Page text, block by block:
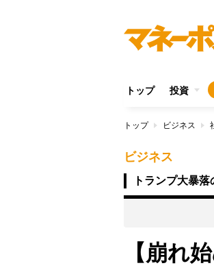
トップ 投資
トップ ビジネス
ビジネス
トランプ大暴
【崩れ